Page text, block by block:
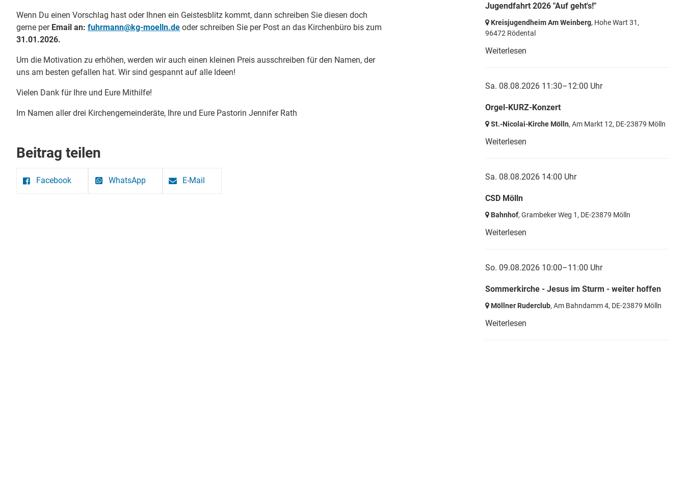
Wenn Du einen Vorschlag hast oder Ihnen ein Geistesblitz kommt, dann schreiben Sie diesen doch
gerne per Email an: fuhrmann@kg-moelln.de oder schreiben Sie per Post an das Kirchenbüro bis zum
31.01.2026.
Um die Motivation zu erhöhen, werden wir auch einen kleinen Preis ausschreiben für den Namen, der
uns am besten gefallen hat. Wir sind gespannt auf alle Ideen!
Vielen Dank für Ihre und Eure Mithilfe!
Im Namen aller drei Kirchengemeinderäte, Ihre und Eure Pastorin Jennifer Rath
Beitrag teilen
Facebook WhatsApp E-Mail
Jugendfahrt 2026 "Auf geht's!"
Kreisjugendheim Am Weinberg, Hohe Wart 31,
96472 Rödental
Weiterlesen
Sa. 08.08.2026 11:30–12:00 Uhr
Orgel-KURZ-Konzert
St.-Nicolai-Kirche Mölln, Am Markt 12, DE-23879 Mölln
Weiterlesen
Sa. 08.08.2026 14:00 Uhr
CSD Mölln
Bahnhof, Grambeker Weg 1, DE-23879 Mölln
Weiterlesen
So. 09.08.2026 10:00–11:00 Uhr
Sommerkirche - Jesus im Sturm - weiter hoffen
Möllner Ruderclub, Am Bahndamm 4, DE-23879 Mölln
Weiterlesen